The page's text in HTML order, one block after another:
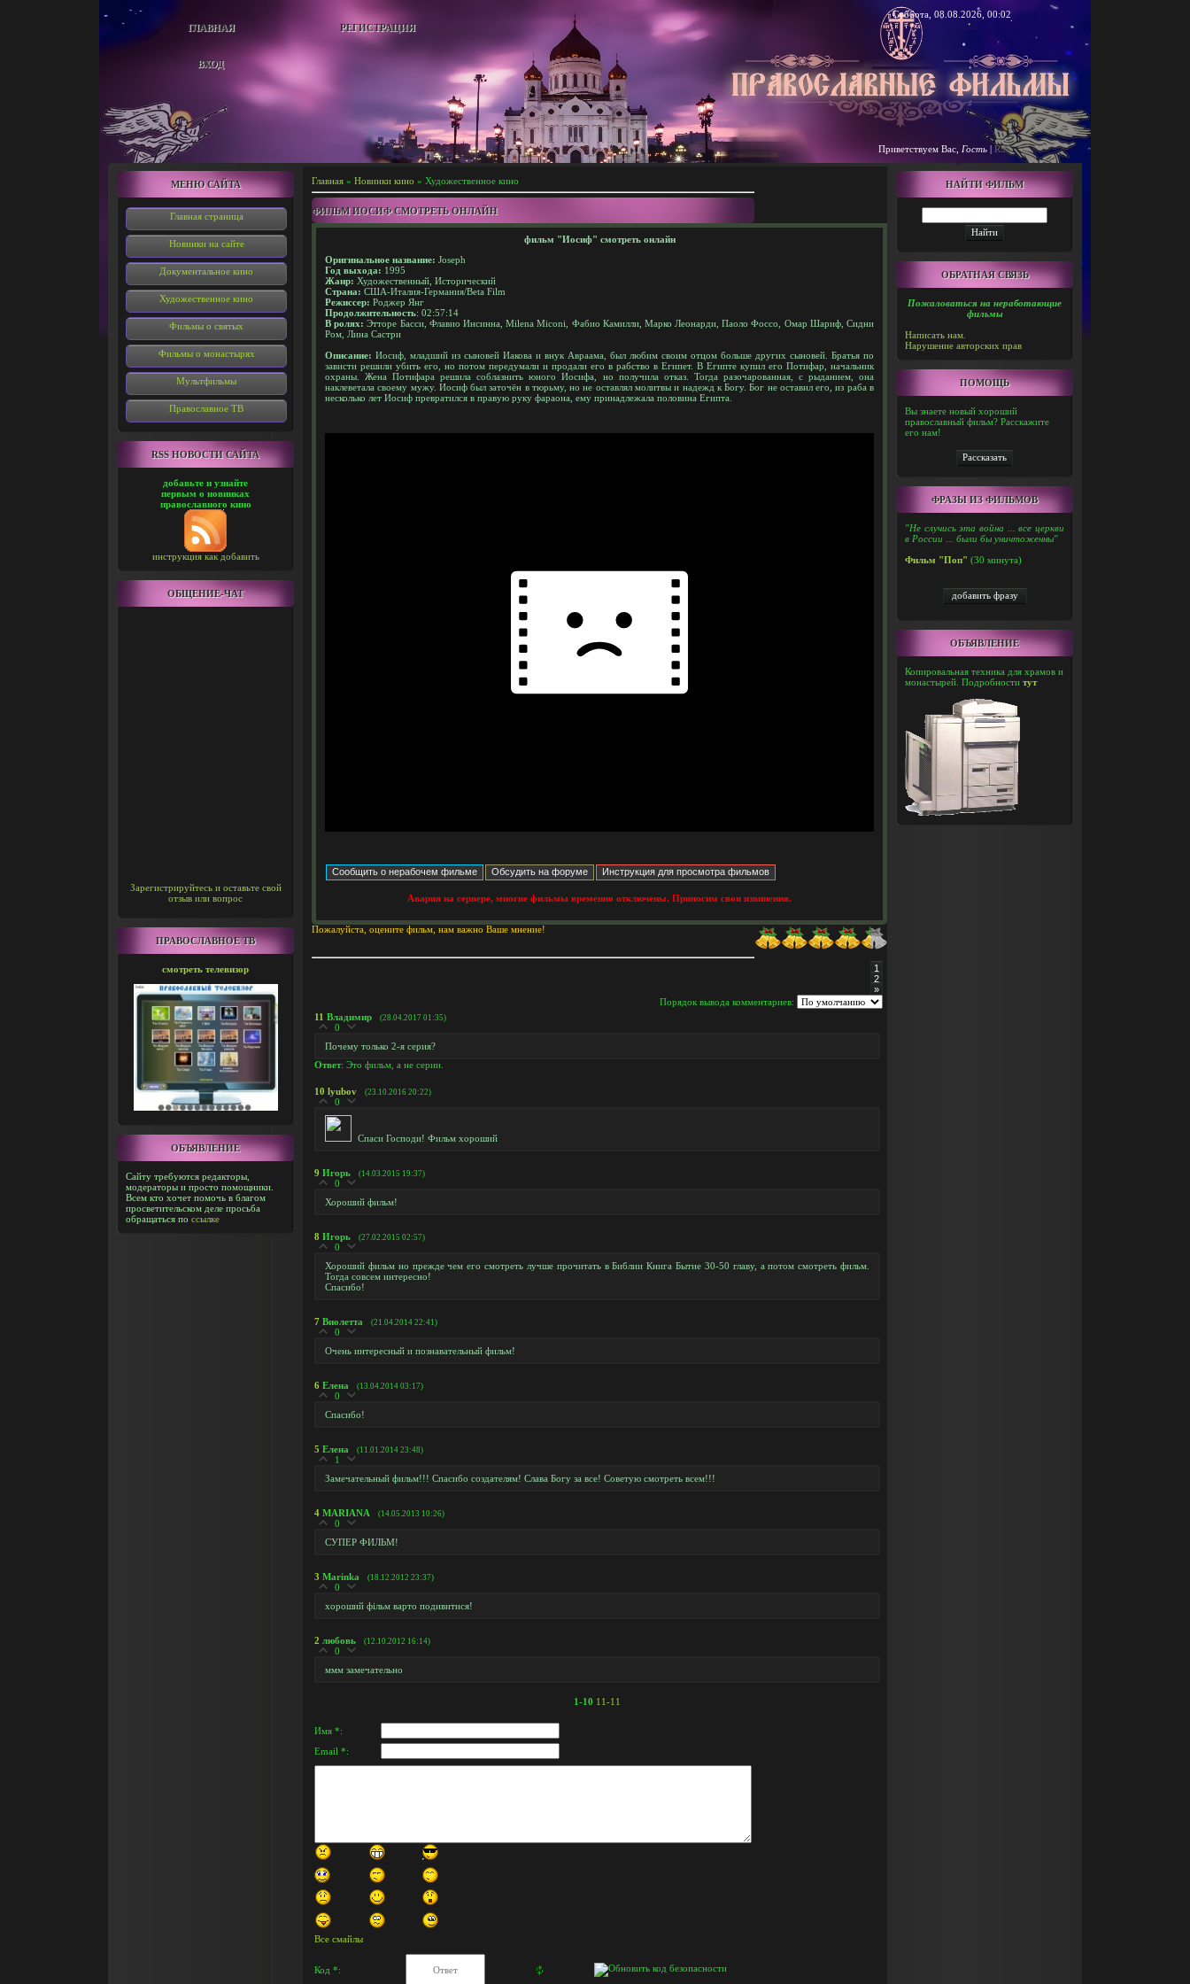
ГЛАВНАЯ РЕГИСТРАЦИЯ
ВХОД
Суббота, 08.08.2026, 00:02
Приветствуем Вас Гость | RSS
МЕНЮ САЙТА
Главная страница
Новинки на сайте
Документальное кино
Художественное кино
Фильмы о святых
Фильмы о монастырях
Мультфильмы
Православное ТВ
RSS НОВОСТИ САЙТА
добавьте и узнайте
первым о новинках
православного кино
инструкция как добавить
ОБЩЕНИЕ-ЧАТ
Зарегистрируйтесь и оставьте свой
отзыв или вопрос
ПРАВОСЛАВНОЕ ТВ
смотреть телевизор
ОБЪЯВЛЕНИЕ
Сайту требуются редакторы,
модераторы и просто помощники.
Всем кто хочет помочь в благом
просветительском деле просьба
обращаться по ссылке
Главная » Новинки кино » Художественное кино
ФИЛЬМ ИОСИФ СМОТРЕТЬ ОНЛАЙН
фильм "Иосиф" смотреть онлайн
Оригинальное название: Joseph
Год выхода: 1995
Жанр: Художественный, Исторический
Страна: США-Италия-Германия/Beta Film
Режиссер: Роджер Янг
Продолжительность: 02:57:14
В ролях: Этторе Басси, Флавио Инсинна, Milena Miconi, Фабио Камилли, Марко Леонарди, Паоло Фоссо, Омар Шариф, Сидни
Ром, Лина Састри
Описание: Иосиф, младший из сыновей Иакова и внук Авраама, был любим своим отцом больше других сыновей. Братья по
зависти решили убить его, но потом передумали и продали его в рабство в Египет. В Египте купил его Потифар, начальник
охраны. Жена Потифара решила соблазнить юного Иосифа, но получила отказ. Тогда разочарованная, с рыданием, она
наклеветала своему мужу. Иосиф был заточён в тюрьму, но не оставлял молитвы и надежд к Богу. Бог не оставил его, из раба в
несколько лет Иосиф превратился в правую руку фараона, ему принадлежала половина Египта.
Авария на сервере, многие фильмы временно отключены. Приносим свои извинения.
Пожалуйста, оцените фильм, нам важно Ваше мнение!
1
2
»
Порядок вывода комментариев:
11 Владимир (28.04.2017 01:35)
0
Почему только 2-я серия?
Ответ: Это фильм, а не серии.
10 lyubov (23.10.2016 20:22)
0
Спаси Господи! Фильм хороший
9 Игорь (14.03.2015 19:37)
0
Хороший фильм!
8 Игорь (27.02.2015 02:57)
0
Хороший фильм но прежде чем его смотреть лучше прочитать в Библии Книга Бытие 30-50 главу, а потом смотреть фильм.
Тогда совсем интересно!
Спасибо!
7 Виолетта (21.04.2014 22:41)
0
Очень интересный и познавательный фильм!
6 Елена (13.04.2014 03:17)
0
Спасибо!
5 Елена (11.01.2014 23:48)
1
Замечательный фильм!!! Спасибо создателям! Слава Богу за все! Советую смотреть всем!!!
4 MARIANA (14.05.2013 10:26)
0
СУПЕР ФИЛЬМ!
3 Marinka (18.12.2012 23:37)
0
хороший фільм варто подивитися!
2 любовь (12.10.2012 16:14)
0
ммм замечательно
1-10 11-11
Имя *:
Email *:
Все смайлы
Код *:
НАЙТИ ФИЛЬМ
ОБРАТНАЯ СВЯЗЬ
Пожаловаться на неработающие
фильмы
Написать нам.
Нарушение авторских прав
ПОМОЩЬ
Вы знаете новый хороший
православный фильм? Расскажите
его нам!
ФРАЗЫ ИЗ ФИЛЬМОВ
"Не случись эта война ... все церкви
в России ... были бы уничтоженны"
Фильм "Поп" (30 минута)
ОБЪЯВЛЕНИЕ
Копировальная техника для храмов и
монастырей. Подробности тут